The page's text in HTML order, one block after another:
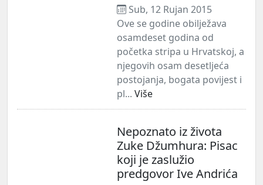
Sub, 12 Rujan 2015
Ove se godine obilježava
osamdeset godina od
početka stripa u Hrvatskoj, a
njegovih osam desetljeća
postojanja, bogata povijest i
pl... Više
Nepoznato iz života
Zuke Džumhura: Pisac
koji je zaslužio
predgovor Ive Andrića